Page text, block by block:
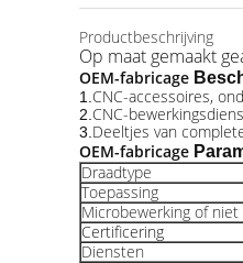
Productbeschrijving
Op maat gemaakt
OEM-fabricage
1. CNC-accessoires,
2. CNC-
3. Deeltjes van
OEM-fabricage
Draadtype
Toepassing
Microbewerking of niet
Certificering
Diensten